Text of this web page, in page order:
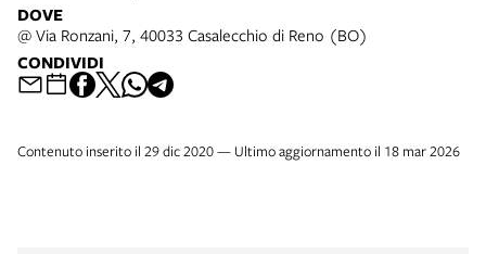
DOVE
@ Via Ronzani, 7, 40033 Casalecchio di Reno (BO)
CONDIVIDI
Contenuto inserito il 29 dic 2020 — Ultimo aggiornamento il 18 mar 2026